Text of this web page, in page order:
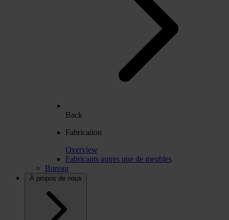
Back
Fabrication
Overview
Fabricants autres que de meubles
Bureau
À propos de nous